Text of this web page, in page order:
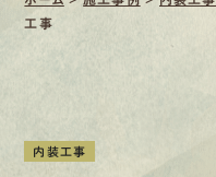
口コミ・レビュー紹介
工事
内装工事